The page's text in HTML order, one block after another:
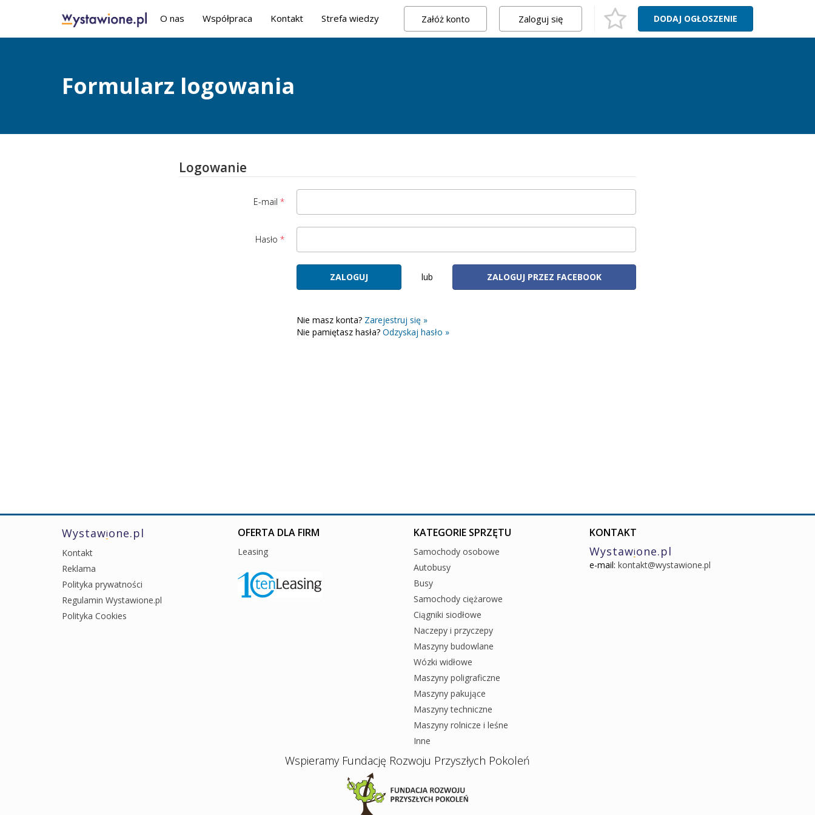
O nas Współpraca Kontakt Strefa wiedzy DODAJ OGŁOSZENIE
Załóż konto Zaloguj się
Formularz logowania
Logowanie
E-mail
Hasło
lub ZALOGUJ PRZEZ FACEBOOK
Nie masz konta? Zarejestruj się »
Nie pamiętasz hasła? Odzyskaj hasło »
Wystawione.pl
Kontakt
Reklama
Polityka prywatności
Regulamin Wystawione.pl
Polityka Cookies
OFERTA DLA FIRM
Leasing
KATEGORIE SPRZĘTU
Samochody osobowe
Autobusy
Busy
Samochody ciężarowe
Ciągniki siodłowe
Naczepy i przyczepy
Maszyny budowlane
Wózki widłowe
Maszyny poligraficzne
Maszyny pakujące
Maszyny techniczne
Maszyny rolnicze i leśne
Inne
KONTAKT
Wystawione.pl
e-mail: kontakt@wystawione.pl
Wspieramy Fundację Rozwoju Przyszłych Pokoleń